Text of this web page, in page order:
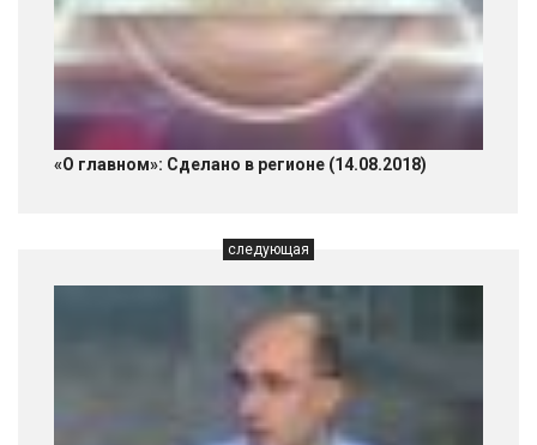
«О главном»: Сделано в регионе (14.08.2018)
следующая